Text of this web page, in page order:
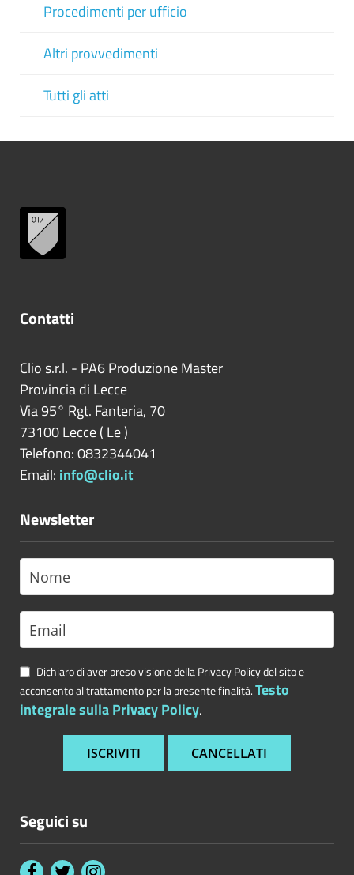
Procedimenti per ufficio
Altri provvedimenti
Tutti gli atti
Contatti
Clio s.r.l. - PA6 Produzione Master
Provincia di Lecce
Via 95° Rgt. Fanteria, 70
73100Lecce( Le)
Telefono: 0832344041
Email: info@clio.it
Newsletter
Dichiaro di aver preso visione della Privacy Policy del sito e
acconsento al trattamento per la presente finalità.Testo
integrale sulla Privacy Policy.
Seguici su